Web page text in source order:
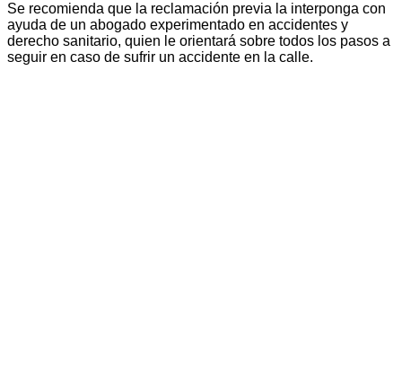
Se recomienda que la reclamación previa la interponga con
ayuda de un abogado experimentado en accidentes y
derecho sanitario, quien le orientará sobre todos los pasos a
seguir en caso de sufrir un accidente en la calle.